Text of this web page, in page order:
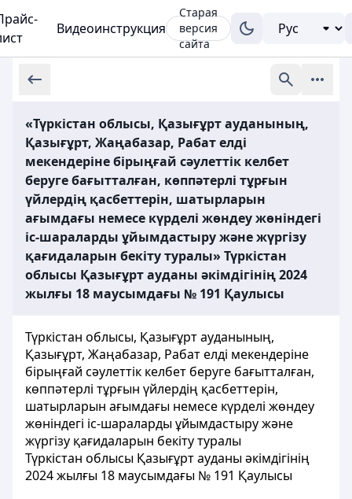
Видеоинструкция
Старая
версия
сайта
«Түркістан облысы, Қазығұрт ауданының,
Қазығұрт, Жаңабазар, Рабат елді
мекендеріне бірыңғай сәулеттік келбет
беруге бағытталған, көппәтерлі тұрғын
үйлердің қасбеттерін, шатырларын
ағымдағы немесе күрделі жөндеу жөніндегі
іс-шараларды ұйымдастыру және жүргізу
қағидаларын бекіту туралы» Түркістан
облысы Қазығұрт ауданы әкiмдiгiнiң 2024
жылғы 18 маусымдағы № 191 Қаулысы
Түркістан облысы, Қазығұрт ауданының,
Қазығұрт, Жаңабазар, Рабат елді мекендеріне
бірыңғай сәулеттік келбет беруге бағытталған,
көппәтерлі тұрғын үйлердің қасбеттерін,
шатырларын ағымдағы немесе күрделі жөндеу
жөніндегі іс-шараларды ұйымдастыру және
жүргізу қағидаларын бекіту туралы
Түркістан облысы Қазығұрт ауданы әкiмдiгiнiң
2024 жылғы 18 маусымдағы № 191 Қаулысы